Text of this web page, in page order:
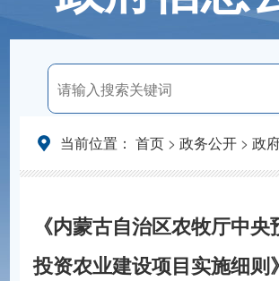
当前位置： 首页> 政务公开> 政
《内蒙古自治区农牧厅中
投资农业建设项目实施细则